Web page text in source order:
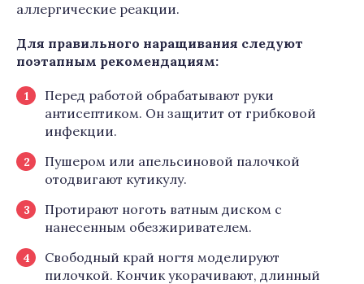
аллергические реакции.
Для правильного наращивания следуют
поэтапным рекомендациям:
Перед работой обрабатывают руки
антисептиком. Он защитит от грибковой
инфекции.
Пушером или апельсиновой палочкой
отодвигают кутикулу.
Протирают ноготь ватным диском с
нанесенным обезжиривателем.
Свободный край ногтя моделируют
пилочкой. Кончик укорачивают, длинный